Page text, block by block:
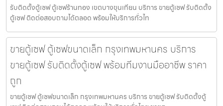
รับติดตั้งตู้เซฟ ตู้เซฟร้านทอง เขตบางขุนเทียน บริการ ขายตู้เซฟ รับติดตั้ง
ตู้เซฟ ติดต่อสอบถามได้ตลอด พร้อมให้บริการทั่วไท
ขายตู้เซฟ ตู้เซฟขนาดเล็ก กรุงเทพมหานคร บริการ
ขายตู้เซฟ รับติดตั้งตู้เซฟ พร้อมทีมงานมืออาชีพ ราคา
ถูก
ขายตู้เซฟ ตู้เซฟขนาดเล็ก กรุงเทพมหานคร บริการ ขายตู้เซฟ รับติดตั้งตู้